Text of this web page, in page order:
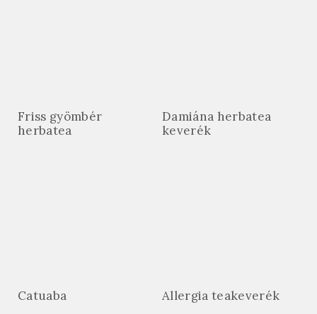
Friss gyömbér
herbatea
Damiána herbatea
keverék
Catuaba Allergia teakeverék